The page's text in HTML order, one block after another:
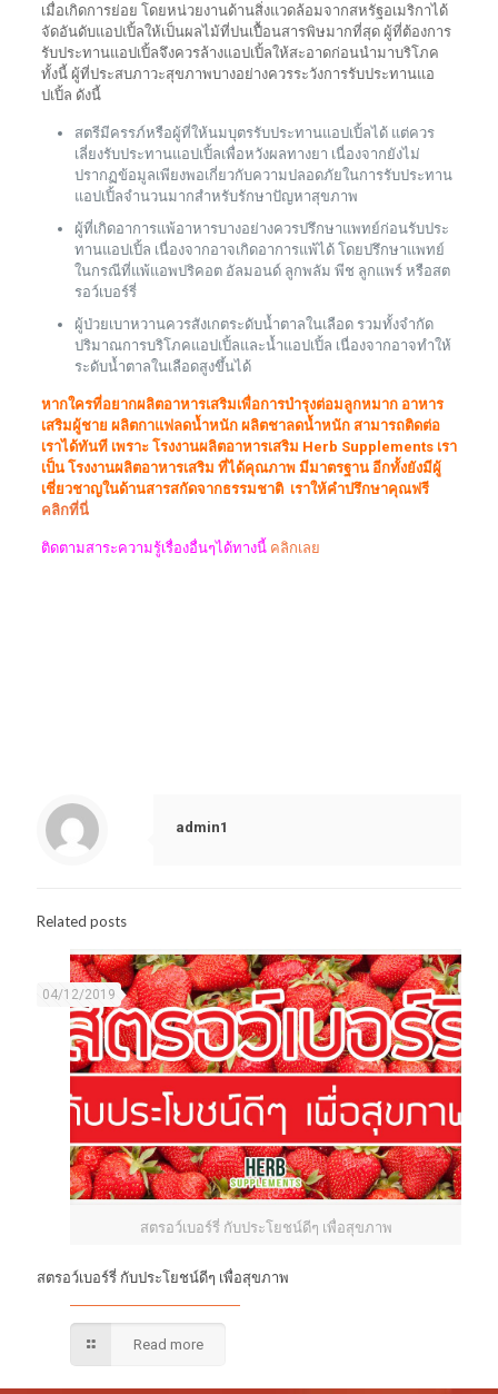
เมื่อเกิดการย่อย โดยหน่วยงานด้านสิ่งแวดล้อมจากสหรัฐอเมริกาได้
จัดอันดับแอปเปิ้ลให้เป็นผลไม้ที่ปนเปื้อนสารพิษมากที่สุด ผู้ที่ต้องการ
รับประทานแอปเปิ้ลจึงควรล้างแอปเปิ้ลให้สะอาดก่อนนำมาบริโภค
ทั้งนี้ ผู้ที่ประสบภาวะสุขภาพบางอย่างควรระวังการรับประทานแอ
ปเปิ้ล ดังนี้
สตรีมีครรภ์หรือผู้ที่ให้นมบุตรรับประทานแอปเปิ้ลได้ แต่ควร
เลี่ยงรับประทานแอปเปิ้ลเพื่อหวังผลทางยา เนื่องจากยังไม่
ปรากฏข้อมูลเพียงพอเกี่ยวกับความปลอดภัยในการรับประทาน
แอปเปิ้ลจำนวนมากสำหรับรักษาปัญหาสุขภาพ
ผู้ที่เกิดอาการแพ้อาหารบางอย่างควรปรึกษาแพทย์ก่อนรับประ
ทานแอปเปิ้ล เนื่องจากอาจเกิดอาการแพ้ได้ โดยปรึกษาแพทย์
ในกรณีที่แพ้แอพปริคอต อัลมอนด์ ลูกพลัม พีช ลูกแพร์ หรือสต
รอว์เบอร์รี่
ผู้ป่วยเบาหวานควรสังเกตระดับน้ำตาลในเลือด รวมทั้งจำกัด
ปริมาณการบริโภคแอปเปิ้ลและน้ำแอปเปิ้ล เนื่องจากอาจทำให้
ระดับน้ำตาลในเลือดสูงขึ้นได้
หากใครที่อยากผลิตอาหารเสริมเพื่อการบำรุงต่อมลูกหมาก อาหาร
เสริมผู้ชาย ผลิตกาแฟลดน้ำหนัก ผลิตชาลดน้ำหนัก สามารถติดต่อ
เราได้ทันที เพราะ โรงงานผลิตอาหารเสริม Herb Supplements เรา
เป็น โรงงานผลิตอาหารเสริม ที่ได้คุณภาพ มีมาตรฐาน อีกทั้งยังมีผู้
เชี่ยวชาญในด้านสารสกัดจากธรรมชาติ เราให้คำปรึกษาคุณฟรี
คลิกที่นี่
ติดตามสาระความรู้เรื่องอื่นๆได้ทางนี้ คลิกเลย
admin1
Related posts
สตรอว์เบอร์รี่ กับประโยชน์ดีๆ เพื่อสุขภาพ
04/12/2019
สตรอว์เบอร์รี่ กับประโยชน์ดีๆ เพื่อสุขภาพ
Read more